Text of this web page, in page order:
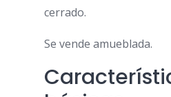
cerrado.
Se vende amueblada.